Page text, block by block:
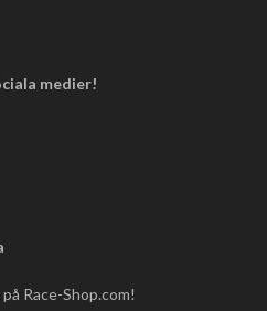
medier!
Race-Shop.com!